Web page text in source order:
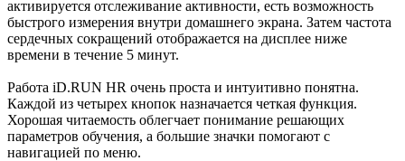
активируется отслеживание активности, есть возможность
быстрого измерения внутри домашнего экрана. Затем частота
сердечных сокращений отображается на дисплее ниже
времени в течение 5 минут.
Работа iD.RUN HR очень проста и интуитивно понятна.
Каждой из четырех кнопок назначается четкая функция.
Хорошая читаемость облегчает понимание решающих
параметров обучения, а большие значки помогают с
навигацией по меню.